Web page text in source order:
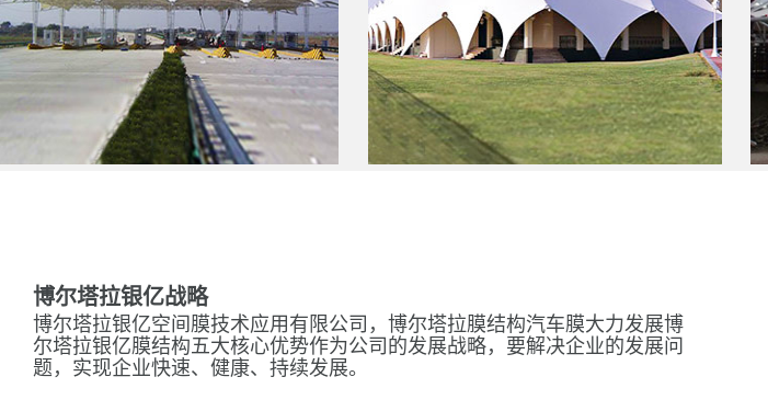
博尔塔拉银亿战略
博尔塔拉银亿空间膜技术应用有限公司，博尔塔拉膜结构汽车膜大力发展博
尔塔拉银亿膜结构五大核心优势作为公司的发展战略，要解决企业的发展问
题，实现企业快速、健康、持续发展。